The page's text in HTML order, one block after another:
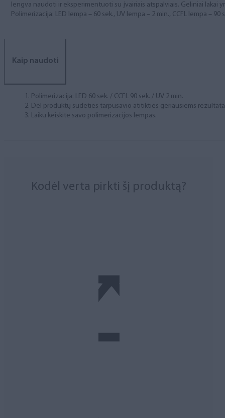
lengva naudoti ir eksperimentuoti su įvairiais atspalviais. Geliniai lakai
Polimerizacija: LED lempa – 60 sek., UV lempa – 2 min., CCFL lempa – 90
Kaip naudoti
Polimerizacija: LED 60 sek. / CCFL 90 sek. / UV 2 min.
Dėl produktų sudėties tarpusavio atitikties geriausiems
Laiku keiskite savo polimerizacijos lempas.
Kodėl verta pirkti šį produktą?